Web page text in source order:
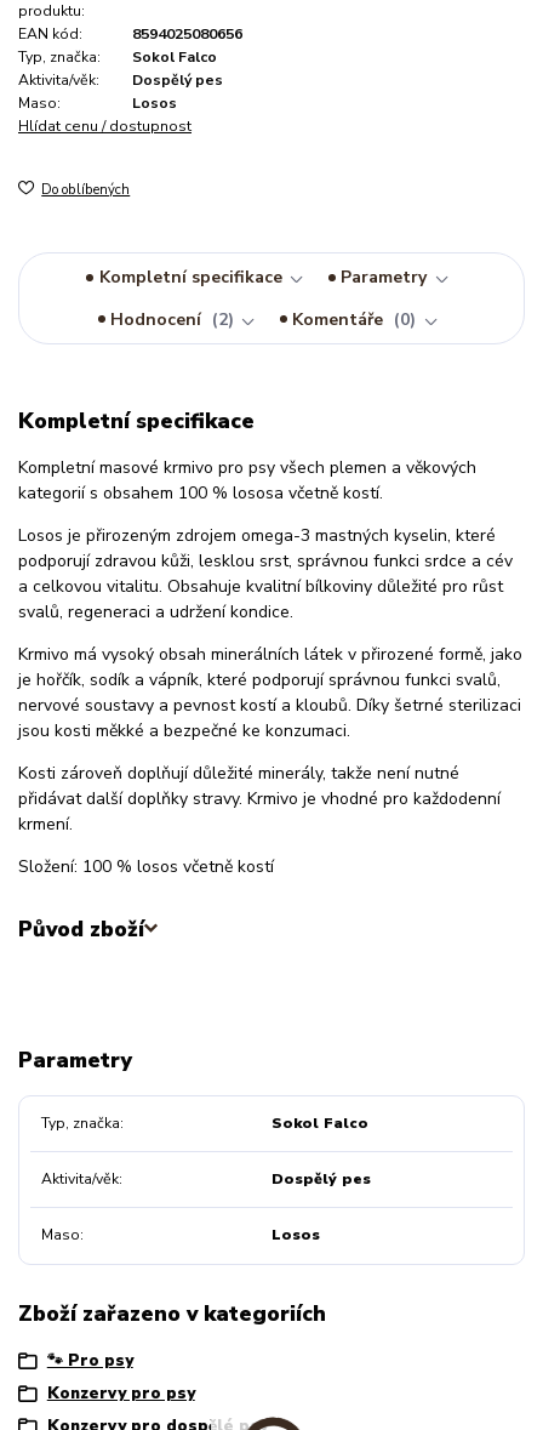
produktu:
EAN kód:
8594025080656
Typ, značka:
Sokol Falco
Aktivita/věk:
Dospělý pes
Maso:
Losos
Hlídat cenu / dostupnost
Do oblíbených
Kompletní specifikace
Parametry
Hodnocení
2 Komentáře 0
Kompletní specifikace
Kompletní masové krmivo pro psy všech plemen a věkových
kategorií s obsahem 100 % lososa včetně kostí.
Losos je přirozeným zdrojem omega-3 mastných kyselin, které
podporují zdravou kůži, lesklou srst, správnou funkci srdce a cév
a celkovou vitalitu. Obsahuje kvalitní bílkoviny důležité pro růst
svalů, regeneraci a udržení kondice.
Krmivo má vysoký obsah minerálních látek v přirozené formě, jako
je hořčík, sodík a vápník, které podporují správnou funkci svalů,
nervové soustavy a pevnost kostí a kloubů. Díky šetrné sterilizaci
jsou kosti měkké a bezpečné ke konzumaci.
Kosti zároveň doplňují důležité minerály, takže není nutné
přidávat další doplňky stravy. Krmivo je vhodné pro každodenní
krmení.
Složení: 100 % losos včetně kostí
Původ zboží
Parametry
Typ, značka Sokol Falco
Aktivita/věk Dospělý pes
Maso Losos
Zboží zařazeno v kategoriích
🐾 Pro psy
Konzervy pro psy